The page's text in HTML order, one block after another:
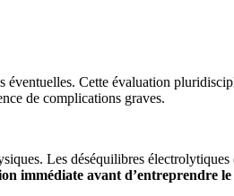
Cette évaluation
de complications graves.
Les déséquilibres
immédiate avant d’entreprendre